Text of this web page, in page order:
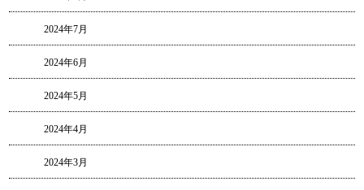
2024年7月
2024年6月
2024年5月
2024年4月
2024年3月